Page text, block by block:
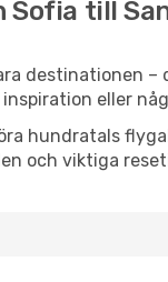
Sofia till
destinationen
inspiration eller
hundratals
och viktiga